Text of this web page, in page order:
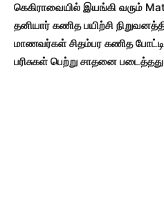
கெகிராவையில் இயங்கி வரும்
தனியார் கணித பயிற்சி
மாணவர்கள் சிதம்பர கணித
பரிசுகள் பெற்று சாதனை